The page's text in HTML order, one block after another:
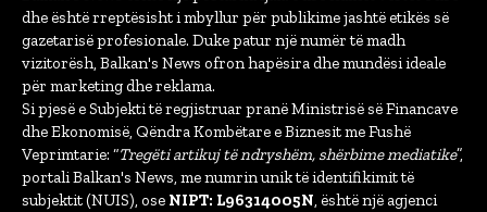
dhe është rreptësisht i mbyllur për publikime jashtë etikës së
gazetarisë profesionale. Duke patur një numër të madh
vizitorësh, Balkan's News ofron hapësira dhe mundësi ideale
për marketing dhe reklama.
Si pjesë e Subjekti të regjistruar pranë Ministrisë së Financave
dhe Ekonomisë, Qëndra Kombëtare e Biznesit me Fushë
Veprimtarie: “Tregëti artikuj të ndryshëm, shërbime mediatike”,
portali Balkan's News, me numrin unik të identifikimit të
subjektit (NUIS), ose NIPT: L96314005N, është një agjenci